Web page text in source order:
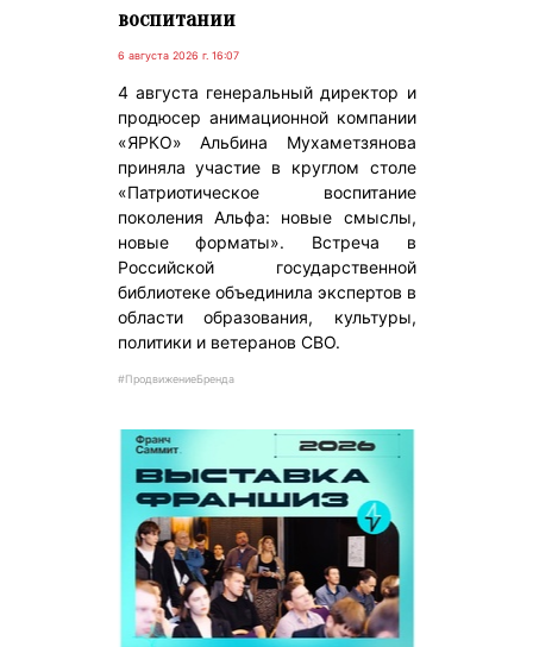
воспитании
6 августа 2026 г. 16:07
4 августа генеральный директор и
продюсер анимационной компании
«ЯРКО» Альбина Мухаметзянова
приняла участие в круглом столе
«Патриотическое воспитание
поколения Альфа: новые смыслы,
новые форматы». Встреча в
Российской государственной
библиотеке объединила экспертов в
области образования, культуры,
политики и ветеранов СВО.
#ПродвижениеБренда